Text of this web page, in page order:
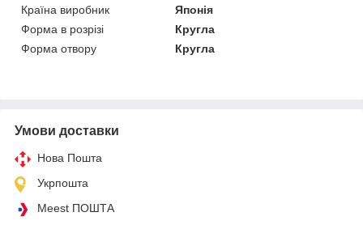
Країна виробник
Японія
Форма в розрізі
Кругла
Форма отвору
Кругла
Умови доставки
Нова Пошта
Укрпошта
Meest ПОШТА